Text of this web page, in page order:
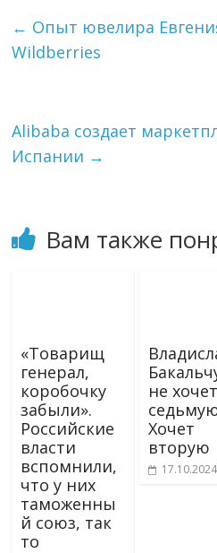
r
a
l
a
i
k
i
в
← Опыт ювелира
Wildberries
Alibaba создает
Испании →
Вам также
«Товарищ
генерал,
коробочку
забыли».
Российские
власти
вспомнили,
что у них
таможенны
й союз, так
то
не хочет
Хочет
вторую
17.10.2024